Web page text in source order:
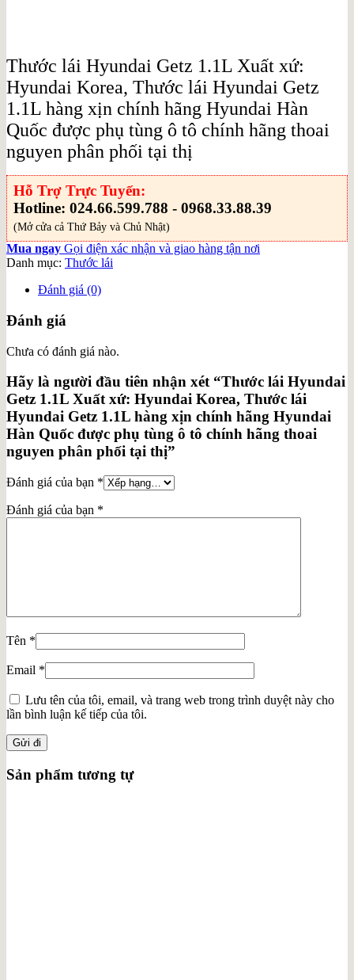
Thước lái Hyundai Getz 1.1L Xuất xứ:
Hyundai Korea, Thước lái Hyundai Getz
1.1L hàng xịn chính hãng Hyundai Hàn
Quốc được phụ tùng ô tô chính hãng thoai
nguyen phân phối tại thị
Hỗ Trợ Trực Tuyến:
Hotline: 024.66.599.788 - 0968.33.88.39
(Mở cửa cả Thứ Bảy và Chủ Nhật)
Mua ngay Gọi điện xác nhận và giao hàng tận nơi
Danh mục: Thước lái
Đánh giá (0)
Đánh giá
Chưa có đánh giá nào.
Hãy là người đầu tiên nhận xét “Thước lái Hyundai
Getz 1.1L Xuất xứ: Hyundai Korea, Thước lái
Hyundai Getz 1.1L hàng xịn chính hãng Hyundai
Hàn Quốc được phụ tùng ô tô chính hãng thoai
nguyen phân phối tại thị”
Đánh giá của bạn *
Đánh giá của bạn *
Tên *
Email *
Lưu tên của tôi, email, và trang web trong trình duyệt này cho
lần bình luận kế tiếp của tôi.
Sản phẩm tương tự